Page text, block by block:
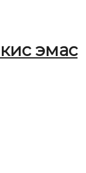
эмас